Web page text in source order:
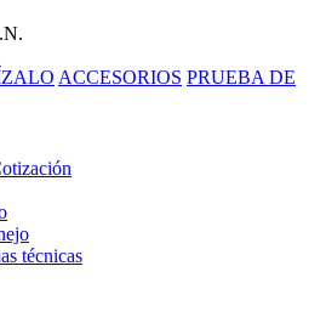
ACCESORIOS PRUEBA DE
técnicas